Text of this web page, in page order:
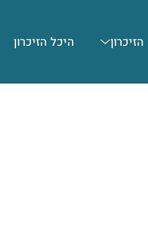
הזיכרון היכל הזיכרון